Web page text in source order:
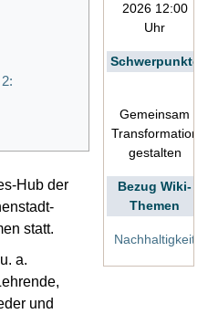
2026 12:00
Uhr
Schwerpunkte
Gemeinsam
Transformation
gestalten
Bezug Wiki-
Themen
Nachhaltigkeit
Hub der
statt.
a.
und